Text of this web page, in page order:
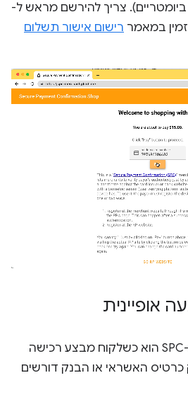
צריך להירשם מראש ל-
רישום אישור תשלום
אופיינית
השימוש הנפוץ ביותר ב-SPC הוא כשלקוח מבצע רכישה
האשראי או הבנק דורשים